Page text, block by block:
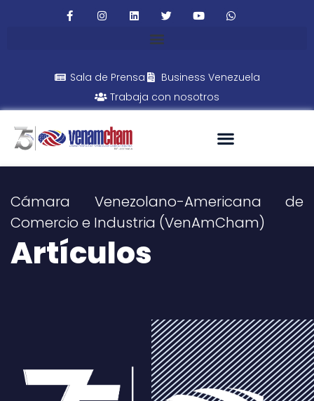
Sala de Prensa
Business Venezuela
Trabaja con nosotros
Cámara Venezolano-Americana de
Comercio e Industria (VenAmCham)
Artículos